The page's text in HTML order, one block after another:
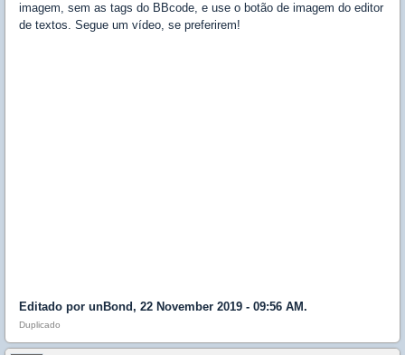
imagem, sem as tags do BBcode, e use o botão de imagem do editor
de textos. Segue um vídeo, se preferirem!
Editado por unBond, 22 November 2019 - 09:56 AM.
Duplicado